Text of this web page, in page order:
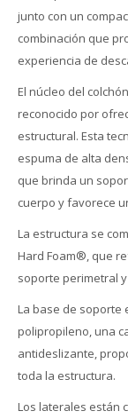
junto con un
combinación que
experiencia de
El núcleo del
reconocido por
estructural. Esta
espuma de alta
que brinda un
cuerpo y favorece
La estructura se
Hard Foam®, que
soporte perimetral
La base de soporte
polipropileno, una
antideslizante,
toda la estructura.
Los laterales están